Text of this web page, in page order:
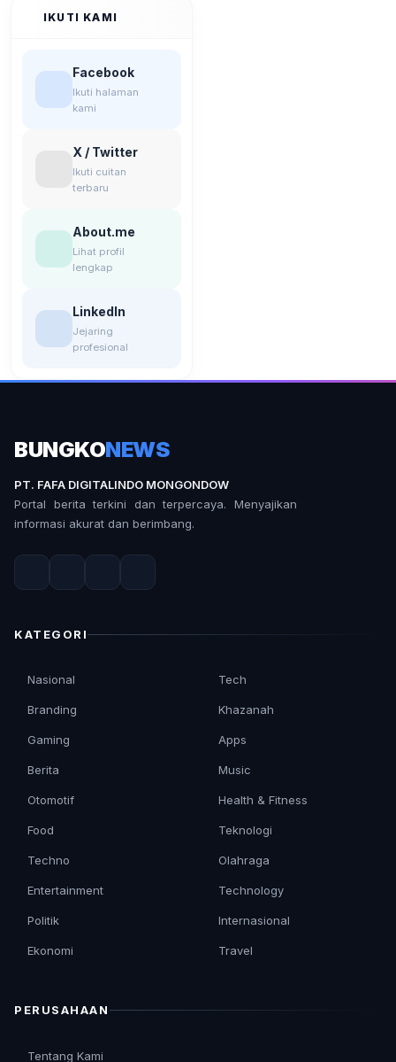
IKUTI KAMI
Facebook
Ikuti halaman
kami
X / Twitter
Ikuti cuitan
terbaru
About.me
Lihat profil
lengkap
LinkedIn
Jejaring
profesional
BUNGKONEWS
PT. FAFA DIGITALINDO MONGONDOW
Portal berita terkini dan terpercaya. Menyajikan
informasi akurat dan berimbang.
KATEGORI
Nasional
Branding
Gaming
Berita
Otomotif
Tech
Khazanah
Apps
Music
Health & Fitness
Food
Techno
Entertainment
Politik
Ekonomi
Teknologi
Olahraga
Technology
Internasional
Travel
PERUSAHAAN
Tentang Kami